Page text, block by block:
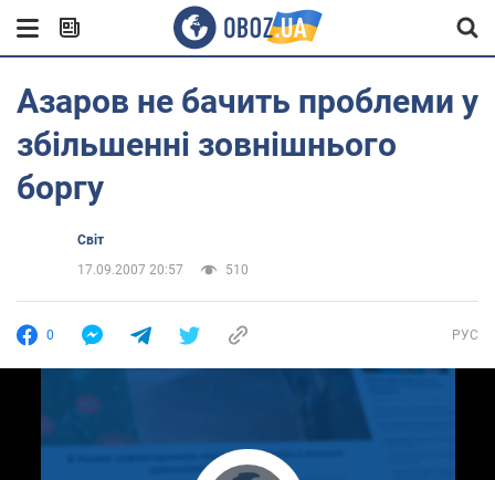
Азаров не бачить проблеми у
збільшенні зовнішнього
боргу
Світ
17.09.2007 20:57
510
0 РУС